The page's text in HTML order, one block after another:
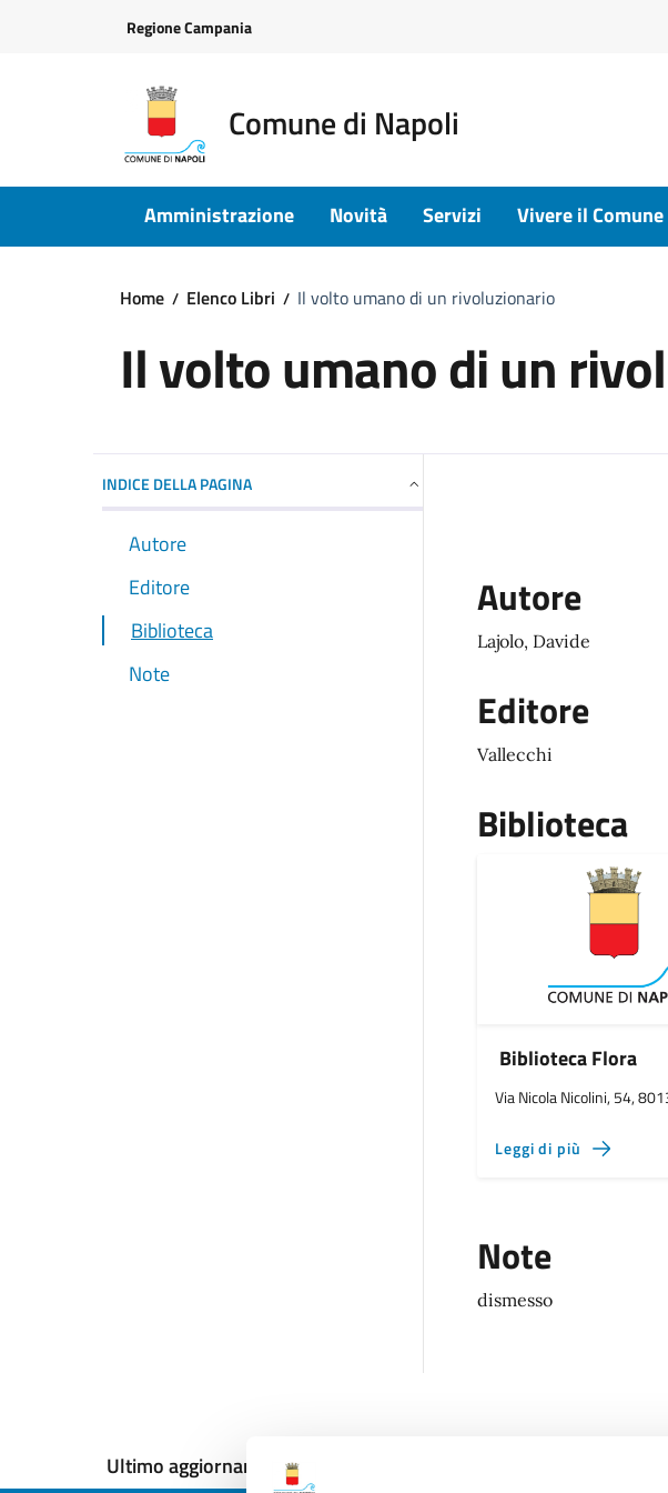
Regione Campania
Comune di Napoli
Amministrazione Novità Servizi Vivere il Comune
Home Elenco Libri Il volto umano di un rivoluzionario
Il volto umano di un
INDICE DELLA PAGINA
Autore
Editore
Biblioteca
Note
Autore
Lajolo, Davide
Editore
Vallecchi
Biblioteca
Biblioteca Flora
Via Nicola Nicolini, 54,
Leggi di più
Note
dismesso
Ultimo aggiornamento: